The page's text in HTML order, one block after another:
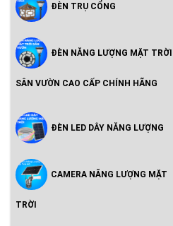
Hoàng Quốc Bảo - Độ Sáng Cao,
ĐÈN TRỤ CỔNG
ĐÈN NĂNG LƯỢNG MẶT TRỜI
SÂN VƯỜN CAO CẤP CHÍNH HÃNG
ĐÈN LED DÂY NĂNG LƯỢNG
CAMERA NĂNG LƯỢNG MẶT
TRỜI